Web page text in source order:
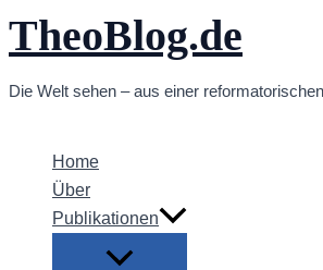
Zum
Inhalt
TheoBlog.de
Die Welt sehen – aus einer
Home
Über
Publikationen